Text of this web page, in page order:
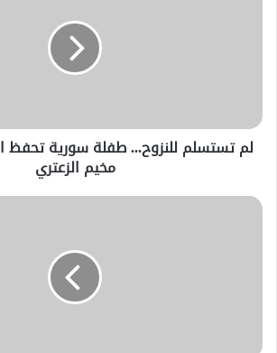
لم تستسلم للنزوح... طفلة سورية تحفظ
مخيم الزعتري